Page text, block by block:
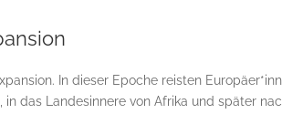
In dieser Epoche reisten
das Landesinnere von Afrika und später